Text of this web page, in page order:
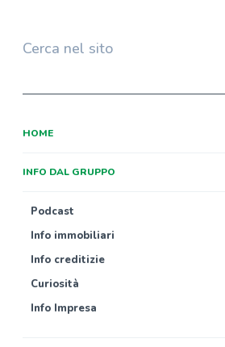
Cerca nel sito
HOME
INFO DAL GRUPPO
Podcast
Info immobiliari
Info creditizie
Curiosità
Info Impresa